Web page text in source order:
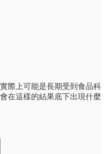
際上可能是長期受到食品科
在這樣的結果底下出現什麼